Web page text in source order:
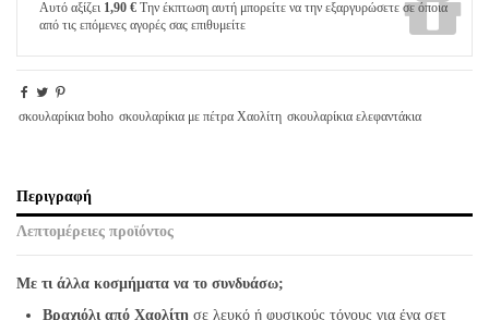
Αυτό αξίζει 1,90 € Την έκπτωση αυτή μπορείτε να την εξαργυρώσετε σε όποια
από τις επόμενες αγορές σας επιθυμείτε
σκουλαρίκια boho σκουλαρίκια με πέτρα Χαολίτη σκουλαρίκια ελεφαντάκια
Περιγραφή
Λεπτομέρειες προϊόντος
Με τι άλλα κοσμήματα να το συνδυάσω;
Βραχιόλι από Χαολίτη σε λευκό ή φυσικούς τόνους για ένα σετ